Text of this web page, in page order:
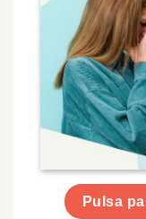
Pulsa